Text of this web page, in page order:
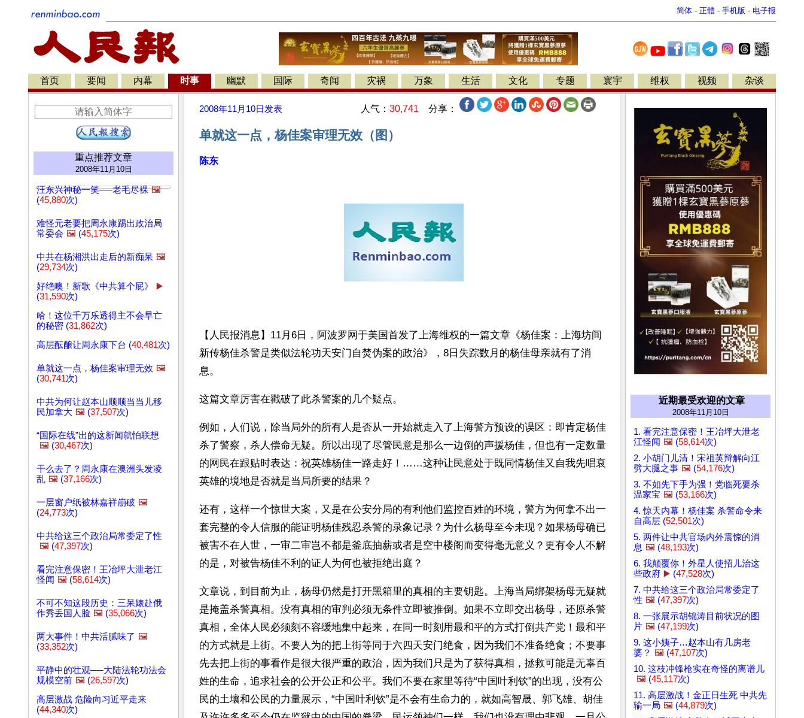
简体 - 正體 - 手机版 - 电子报
首页 要闻 内幕 时事 幽默 国际 奇闻 灾祸 万象 生活 文化 专题 寰宇 维权 视频 杂谈
重点推荐文章
2008年11月10日
汪东兴神秘一笑──老毛尽裸 🖼️
(45,880次)
难怪元老要把周永康踢出政治局
常委会 🖼️ (45,175次)
中共在杨湘洪出走后的新痴呆 🖼️
(29,734次)
好绝噢！新歌《中共算个屁》
▶️
(31,590次)
哈！这位千万乐透得主不会早亡
的秘密 (31,862次)
高层酝酿让周永康下台 (40,481次)
单就这一点，杨佳案审理无效 🖼️
(30,741次)
中共为何让赵本山顺顺当当儿移
民加拿大 🖼️ (37,507次)
“国际在线”出的这新闻就怕联想
🖼️ (30,467次)
干么去了？周永康在澳洲头发凌
乱 🖼️ (37,166次)
一层窗户纸被林嘉祥崩破 🖼️
(24,773次)
中共给这三个政治局常委定了性
🖼️ (47,397次)
看完注意保密！王冶坪大泄老江
怪闻 🖼️ (58,614次)
不可不知这段历史：三呆婊赴俄
作秀丢国人脸 🖼️ (35,066次)
两大事件！中共活腻味了 🖼️
(33,352次)
平静中的壮观──大陆法轮功法会
规模空前 🖼️ (26,597次)
高层激战 危险向习近平走来
(44,340次)
2008年11月10日 发表 人气： 30,741 分享：
单就这一点，杨佳案审理无效（图）
陈东
【人民报消息】11月6日，阿波罗网于美国首发了上海维权的一篇文章《杨佳案：上海坊间
新传杨佳杀警是类似法轮功天安门自焚伪案的政治》，8日失踪数月的杨佳母亲就有了消
息。
这篇文章厉害在戳破了此杀警案的几个疑点。
例如，人们说，除当局外的所有人是否从一开始就走入了上海警方预设的误区：即肯定杨佳
杀了警察，杀人偿命无疑。所以出现了尽管民意是那么一边倒的声援杨佳，但也有一定数量
的网民在跟贴时表达：祝英雄杨佳一路走好！……这种让民意处于既同情杨佳又自我先唱衰
英雄的境地是否就是当局所要的结果？
还有，这样一个惊世大案，又是在公安分局的有利他们监控百姓的环境，警方为何拿不出一
套完整的令人信服的能证明杨佳残忍杀警的录象记录？为什么杨母至今未现？如果杨母确已
被害不在人世，一审二审岂不都是釜底抽薪或者是空中楼阁而变得毫无意义？更有令人不解
的是，对被告杨佳不利的证人为何也被拒绝出庭？
文章说，到目前为止，杨母仍然是打开黑箱里的真相的主要钥匙。上海当局绑架杨母无疑就
是掩盖杀警真相。没有真相的审判必须无条件立即被推倒。如果不立即交出杨母，还原杀警
真相，全体人民必须刻不容缓地集中起来，在同一时刻用最和平的方式打倒共产党！最和平
的方式就是上街。不要人为的把上街等同于六四天安门绝食，因为我们不准备绝食；不要事
先去把上街的事看作是很大很严重的政治，因为我们只是为了获得真相，拯救可能是无辜百
姓的生命，追求社会的公开公正和公平。我们不要在家里等待“中国叶利钦”的出现，没有公
民的土壤和公民的力量展示，“中国叶利钦”是不会有生命力的，就如高智晟、郭飞雄、胡佳
近期最受欢迎的文章
2008年11月10日
1. 看完注意保密！王冶坪大泄老
江怪闻 🖼️ (58,614次)
2. 小胡门儿清！宋祖英辩解向江
劈大腿之事 🖼️ (54,176次)
3. 不如先下手为强！党临死要杀
温家宝 🖼️ (53,166次)
4. 惊天内幕！杨佳案 杀警命令来
自高层 (52,501次)
5. 两件让中共官场内外震惊的消
息 🖼️ (48,193次)
6. 我颠覆你！外星人使招儿治这
些政府 ▶️ (47,528次)
7. 中共给这三个政治局常委定了
性 🖼️ (47,397次)
8. 一张展示胡锦涛目前状况的图
片 🖼️ (47,199次)
9. 这小姨子…赵本山有几房老
婆？ 🖼️ (47,107次)
10. 这枝冲锋枪实在奇怪的离谱儿
🖼️ (45,117次)
11. 高层激战！金正日生死 中共先
输一局 🖼️ (44,879次)